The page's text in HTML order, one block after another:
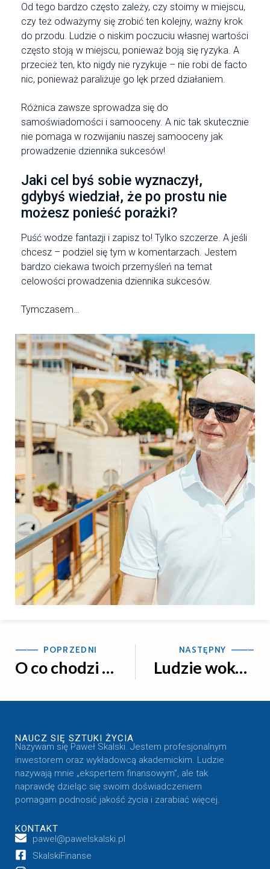
Od tego bardzo często zależy, czy stoimy w miejscu,
czy też odważymy się zrobić ten kolejny, ważny krok
do przodu. Ludzie o niskim poczuciu własnej wartości
często stoją w miejscu, ponieważ boją się ryzyka. A
przecież ten, kto nigdy nie ryzykuje – nie robi de facto
nic, ponieważ paraliżuje go lęk przed działaniem.
Różnica zawsze sprowadza się do
samoświadomości i samooceny. A nic tak skutecznie
nie pomaga w rozwijaniu naszej samooceny jak
prowadzenie dziennika sukcesów!
Jaki cel byś sobie wyznaczył,
gdybyś wiedział, że po prostu nie
możesz ponieść porażki?
Puść wodze fantazji i zapisz to! Tylko szczerze. A jeśli
chcesz – podziel się tym w komentarzach. Jestem
bardzo ciekawa twoich przemyśleń na temat
celowości prowadzenia dziennika sukcesów.
Tymczasem…
———— POPRZEDNI
O co chodzi z wiedźmami
NASTĘPNY ————
Ludzie wokół ciebie
NAUCZ SIĘ SZTUKI ŻYCIA
Nazywam się Paweł Skalski. Jestem profesjonalnym
inwestorem oraz wykładowcą akademickim. Ludzie
nazywają mnie „ekspertem finansowym”, ale tak
naprawdę dzieląc się swoim doświadczeniem
pomagam podnosić jakość życia i zarabiać więcej.
KONTAKT
pawel@pawelskalski.pl
SkalskiFinanse